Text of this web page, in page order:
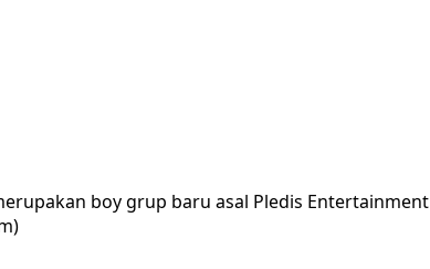
boy grup baru asal Pledis Entertainment